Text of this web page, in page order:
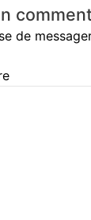
de